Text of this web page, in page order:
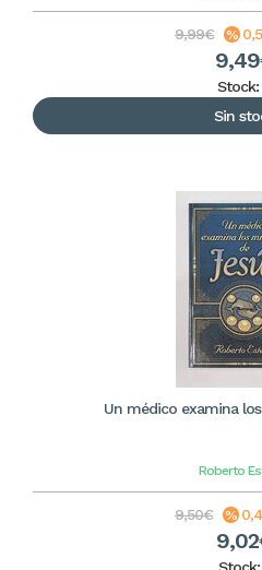
9,99€
Stock:
Sin
Un médico examina
Roberto
9,50€